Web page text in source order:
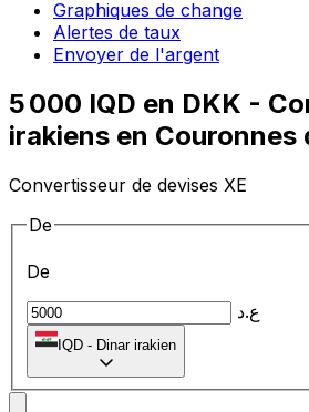
Graphiques de change
Alertes de taux
Envoyer de l'argent
5 000 IQD en DKK -
irakiens en Couronnes
Convertisseur de devises XE
De
De
ع.د
IQD - Dinar irakien